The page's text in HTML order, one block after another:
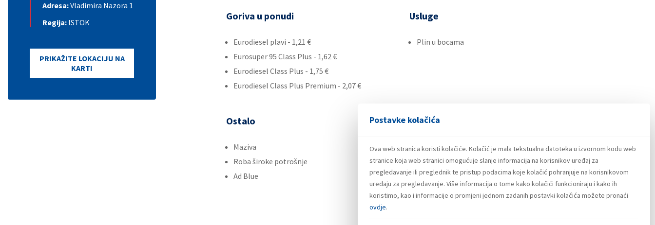
Postavke kolačića
Ova web stranica koristi kolačiće. Kolačić je mala tekstualna datoteka u izvornom kodu web
stranice koja web stranici omogućuje slanje informacija na korisnikov uređaj za
pregledavanje ili preglednik te pristup podacima koje kolačić pohranjuje na korisnikovom
uređaju za pregledavanje. Više informacija o tome kako kolačići funkcioniraju i kako ih
koristimo, kao i informacije o promjeni jednom zadanih postavki kolačića možete pronaći
ovdje.
Adresa:Vladimira Nazora 1
Regija: ISTOK
PRIKAŽITE LOKACIJU NA
KARTI
Goriva u ponudi
Eurodiesel plavi - 1,21 €
Eurosuper 95 Class Plus - 1,62 €
Eurodiesel Class Plus - 1,75 €
Eurodiesel Class Plus Premium - 2,07 €
Ostalo
Maziva
Roba široke potrošnje
Ad Blue
Usluge
Plin u bocama